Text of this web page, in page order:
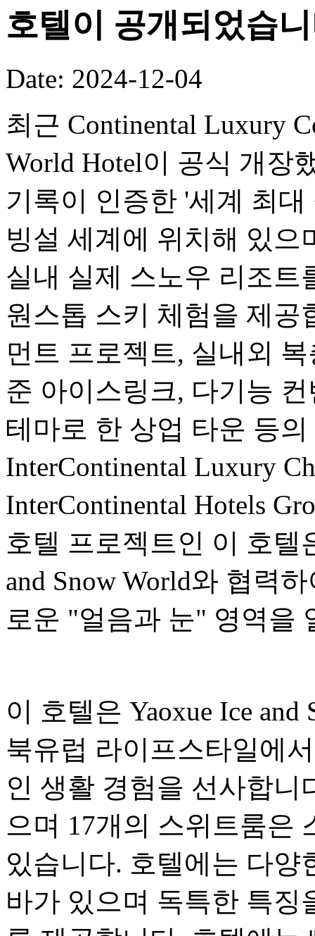
호텔이 공개되었습
Date: 2024-12-04
최근 Continental Luxury
World Hotel이 공식 개장
기록이 인증한 '세계 최
빙설 세계에 위치해 있으
실내 실제 스노우 리조트
원스톱 스키 체험을 제공
먼트 프로젝트, 실내외
준 아이스링크, 다기능
테마로 한 상업 타운 등
InterContinental Luxury
InterContinental Hotels
호텔 프로젝트인 이 호텔
and Snow World와 협력
로운 "얼음과 눈" 영역을
이 호텔은 Yaoxue Ice
북유럽 라이프스타일에
인 생활 경험을 선사합니
으며 17개의 스위트룸은
있습니다. 호텔에는 다양
바가 있으며 독특한 특징